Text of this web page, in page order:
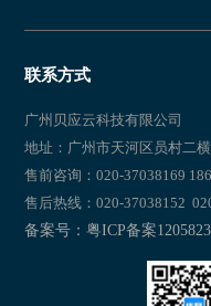
母婴服装店进销存系统 服
服饰行业进销存软件 服
衣服进销存管理软件 服装
服装店进销存软件 服装行
服装进销存软件 服装收
联系方式
广州贝应云科技有限公司
地址：广州市天河区员村二
售前咨询：020-37038169
售后热线：020-37038152
备案号：粤ICP备案